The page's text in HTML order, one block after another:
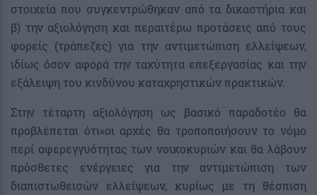
στοιχεία που συγκεντρώθηκαν από τα δικαστήρια και
β) την αξιολόγηση και περαιτέρω προτάσεις από τους
φορείς (τράπεζες) για την αντιμετώπιση ελλείψεων,
ιδίως όσον αφορά την ταχύτητα επεξεργασίας και την
εξάλειψη του κινδύνου καταχρηστικών πρακτικών.
Στην τέταρτη αξιολόγηση ως βασικό παραδοτέο θα
προβλέπεται ότι«οι αρχές θα τροποποιήσουν το νόμο
περί αφερεγγυότητας των νοικοκυριών και θα λάβουν
πρόσθετες ενέργειες για την αντιμετώπιση των
διαπιστωθεισών ελλείψεων, κυρίως με τη θέσπιση